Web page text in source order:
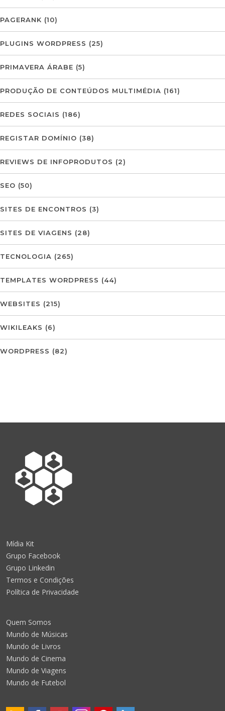
PAGERANK (10)
PLUGINS WORDPRESS (25)
PRIMAVERA ÁRABE (5)
PRODUÇÃO DE CONTEÚDOS MULTIMÉDIA (161)
REDES SOCIAIS (186)
REGISTAR DOMÍNIO (38)
REVIEWS DE INFOPRODUTOS (2)
SEO (50)
SITES DE ENCONTROS (3)
SITES DE VIAGENS (28)
TECNOLOGIA (265)
TEMPLATES WORDPRESS (44)
WEBSITES (215)
WIKILEAKS (6)
WORDPRESS (82)
Mídia Kit
Grupo Facebook
Grupo Linkedin
Termos e Condições
Política de Privacidade
Quem Somos
Mundo de Músicas
Mundo de Livros
Mundo de Cinema
Mundo de Viagens
Mundo de Futebol